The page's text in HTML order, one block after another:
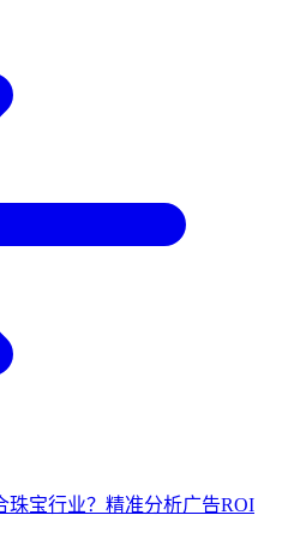
珠宝行业？精准分析广告ROI